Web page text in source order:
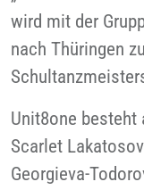
wird mit der
nach Thüringen
Unit8one besteht
Scarlet
Georgieva-